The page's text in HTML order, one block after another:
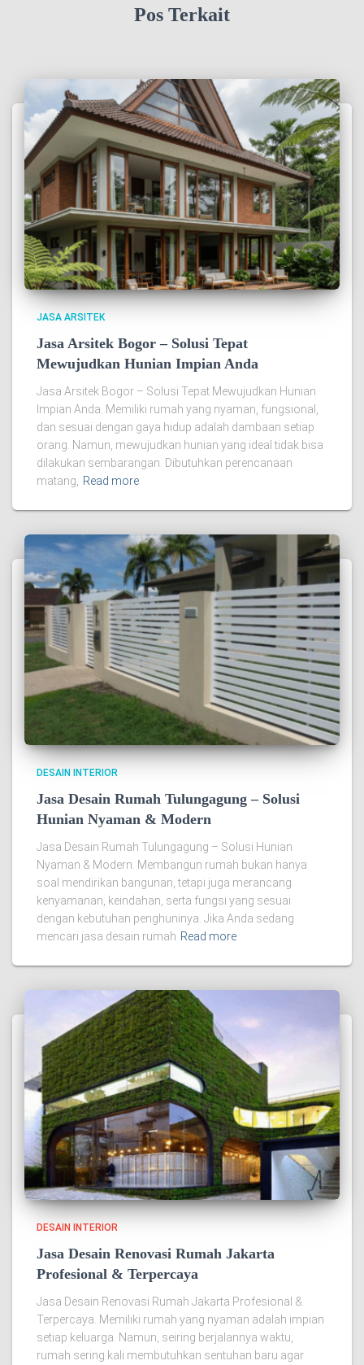
Pos Terkait
JASA ARSITEK
Jasa Arsitek Bogor – Solusi Tepat
Mewujudkan Hunian Impian Anda
Jasa Arsitek Bogor – Solusi Tepat Mewujudkan Hunian
Impian Anda. Memiliki rumah yang nyaman, fungsional,
dan sesuai dengan gaya hidup adalah dambaan setiap
orang. Namun, mewujudkan hunian yang ideal tidak bisa
dilakukan sembarangan. Dibutuhkan perencanaan
matang,
Read more
DESAIN INTERIOR
Jasa Desain Rumah Tulungagung – Solusi
Hunian Nyaman & Modern
Jasa Desain Rumah Tulungagung – Solusi Hunian
Nyaman & Modern. Membangun rumah bukan hanya
soal mendirikan bangunan, tetapi juga merancang
kenyamanan, keindahan, serta fungsi yang sesuai
dengan kebutuhan penghuninya. Jika Anda sedang
mencari jasa desain rumah Read more
DESAIN INTERIOR
Jasa Desain Renovasi Rumah Jakarta
Profesional & Terpercaya
Jasa Desain Renovasi Rumah Jakarta Profesional &
Terpercaya. Memiliki rumah yang nyaman adalah impian
setiap keluarga. Namun, seiring berjalannya waktu,
rumah sering kali membutuhkan sentuhan baru agar